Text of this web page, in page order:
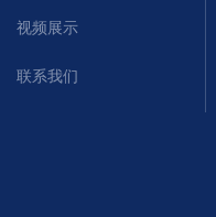
视频展示
联系我们